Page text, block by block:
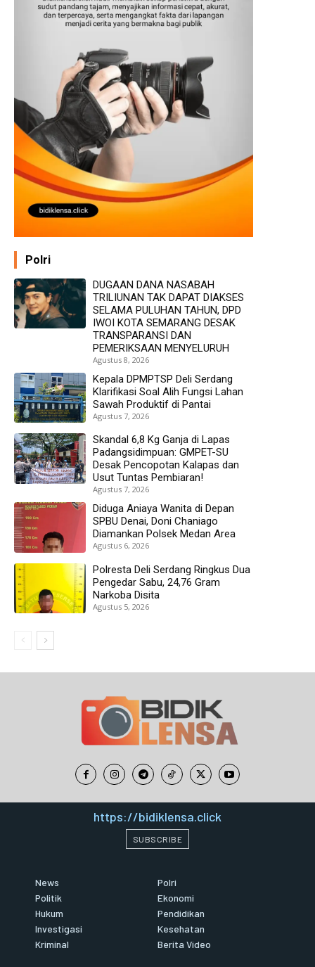
Polri
DUGAAN DANA NASABAH
TRILIUNAN TAK DAPAT DIAKSES
SELAMA PULUHAN TAHUN, DPD
IWOI KOTA SEMARANG DESAK
TRANSPARANSI DAN
PEMERIKSAAN MENYELURUH
Agustus 8, 2026
Kepala DPMPTSP Deli Serdang
Klarifikasi Soal Alih Fungsi Lahan
Sawah Produktif di Pantai
Agustus 7, 2026
Skandal 6,8 Kg Ganja di Lapas
Padangsidimpuan: GMPET-SU
Desak Pencopotan Kalapas dan
Usut Tuntas Pembiaran!
Agustus 7, 2026
Diduga Aniaya Wanita di Depan
SPBU Denai, Doni Chaniago
Diamankan Polsek Medan Area
Agustus 6, 2026
Polresta Deli Serdang Ringkus Dua
Pengedar Sabu, 24,76 Gram
Narkoba Disita
Agustus 5, 2026
https://bidiklensa.click
SUBSCRIBE
News
Politik
Hukum
Investigasi
Kriminal
Polri
Ekonomi
Pendidikan
Kesehatan
Berita Video